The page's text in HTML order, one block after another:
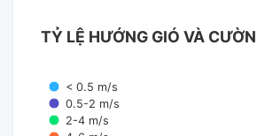
TỶ LỆ HƯỚNG GIÓ VÀ
< 0.5 m/s
0.5-2 m/s
2-4 m/s